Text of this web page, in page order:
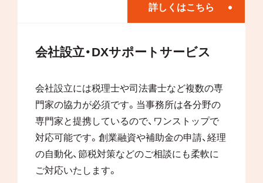
詳しくはこちら
会社設立・DXサポートサービス
会社設立には税理士や司法書士など複数の専
門家の協力が必須です。当事務所は各分野の
専門家と提携しているので、ワンストップで
対応可能です。創業融資や補助金の申請、経理
の自動化、節税対策などのご相談にも柔軟に
ご対応いたします。